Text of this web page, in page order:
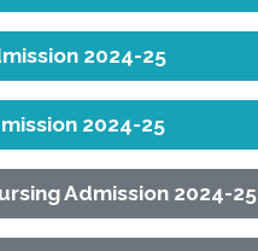
2024-25
2024-25
Admission 2024-25